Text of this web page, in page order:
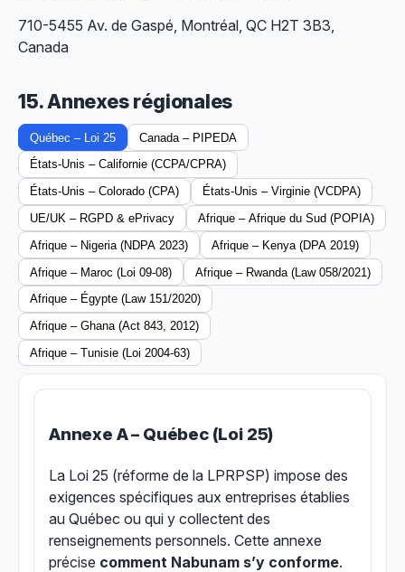
710-5455 Av. de Gaspé, Montréal, QC H2T 3B3,
Canada
15. Annexes régionales
Québec – Loi 25
Canada – PIPEDA
États-Unis – Californie (CCPA/CPRA)
États-Unis – Colorado (CPA)
États-Unis – Virginie (VCDPA)
UE/UK – RGPD & ePrivacy
Afrique – Afrique du Sud (POPIA)
Afrique – Nigeria (NDPA 2023)
Afrique – Kenya (DPA 2019)
Afrique – Maroc (Loi 09-08)
Afrique – Rwanda (Law 058/2021)
Afrique – Égypte (Law 151/2020)
Afrique – Ghana (Act 843, 2012)
Afrique – Tunisie (Loi 2004-63)
Annexe A – Québec (Loi 25)
La Loi 25 (réforme de la LPRPSP) impose des
exigences spécifiques aux entreprises établies
au Québec ou qui y collectent des
renseignements personnels. Cette annexe
précise comment Nabunam s’y conforme.